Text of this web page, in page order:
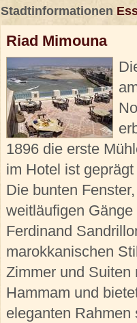
Stadtinformationen
Riad Mimouna
1896 die erste
im Hotel ist
Die bunten
weitläufigen
Ferdinand
marokkanischen
Zimmer und Suiten
Hammam und
eleganten Rahmen